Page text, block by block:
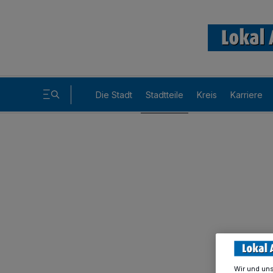
Die Stadt Stadtteile Kreis Karriere
Wir und